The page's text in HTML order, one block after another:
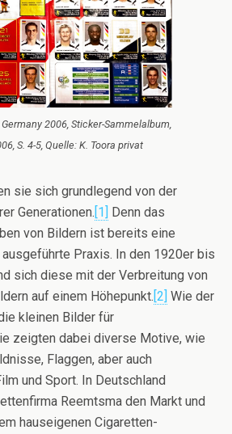
2006, Sticker-Sammelalbum,
S. 4-5, Quelle: K. Toora privat
sie sich grundlegend von der
Generationen.[1] Denn das
von Bildern ist bereits eine
Praxis. In den 1920er bis
sich diese mit der Verbreitung von
auf einem Höhepunkt.[2] Wie der
kleinen Bilder für
zeigten dabei diverse Motive, wie
Flaggen, aber auch
und Sport. In Deutschland
Reemtsma den Markt und
hauseigenen Cigaretten-